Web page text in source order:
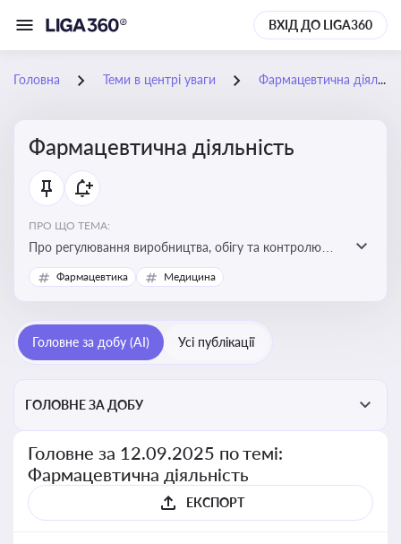
ВХІД ДО LIGA360
Головна Теми в центрі уваги Фармацевтична діяльність
Фармацевтична діяльність
ПРО ЩО ТЕМА:
Про регулювання виробництва, обігу та контролю
лікарських засобів для легальної роботи компаній та
аптек, з дотриманням стандартів якості та безпеки
Фармацевтика Медицина
Головне за добу (AI) Усі публікації
ГОЛОВНЕ ЗА ДОБУ
Головне за 12.09.2025 по темі:
Фармацевтична діяльність
ЕКСПОРТ